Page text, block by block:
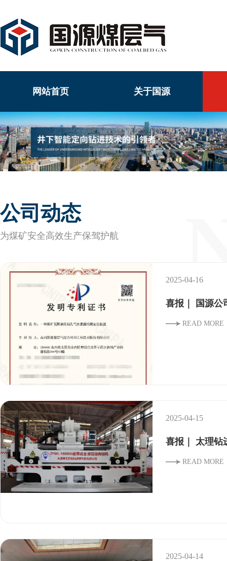
网站首页 关于国源
公司动态
为煤矿安全高效生产保驾护航
2025-04-16
喜报｜ 国源公
READ MORE
2025-04-15
喜报｜ 太理钻
READ MORE
2025-04-14